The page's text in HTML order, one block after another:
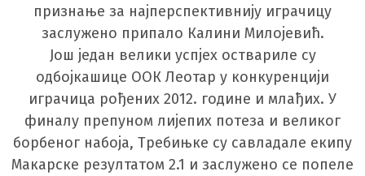
признање за најперспективнију играчицу
заслужено припало Калини Милојевић.
Још један велики успјех оствариле су
одбојкашице ООК Леотар у конкуренцији
играчица рођених 2012. године и млађих. У
финалу препуном лијепих потеза и великог
борбеног набоја, Требињке су савладале екипу
Макарске резултатом 2.1 и заслужено се попеле